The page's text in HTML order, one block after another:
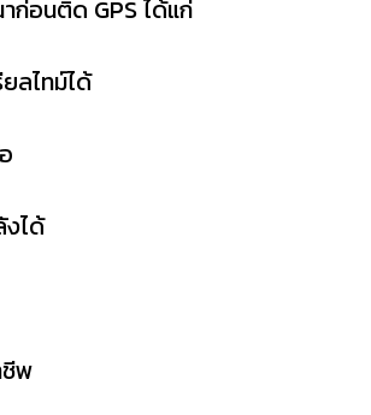
อนติด GPS ได้แก่
ลไทม์ได้
ได้
พ